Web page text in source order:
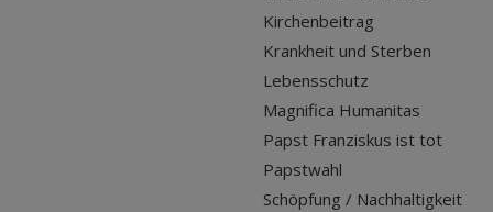
Kirchenbeitrag
Krankheit und Sterben
Lebensschutz
Magnifica Humanitas
Papst Franziskus ist tot
Papstwahl
Schöpfung / Nachhaltigkeit